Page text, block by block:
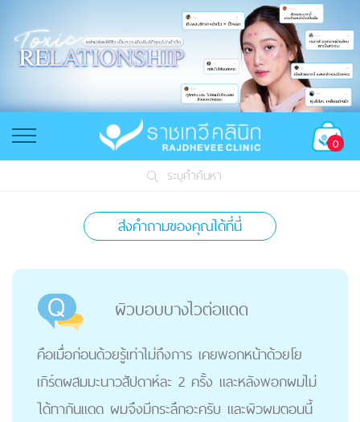
0
ระบุคำค้นหา
ส่งคำถามของคุณได้ที่นี่
ผิวบอบบางไวต่อแดด
คือเมื่อก่อนด้วยรู้เท่าไม่ถึงการ เคยพอกหน้าด้วยโย
เกิร์ตผสมมะนาวสัปดาห์ละ 2 ครั้ง และหลังพอกผมไม่
ได้ทากันแดด ผมจึงมีกระลึกอะครับ และผิวผมตอนนี้